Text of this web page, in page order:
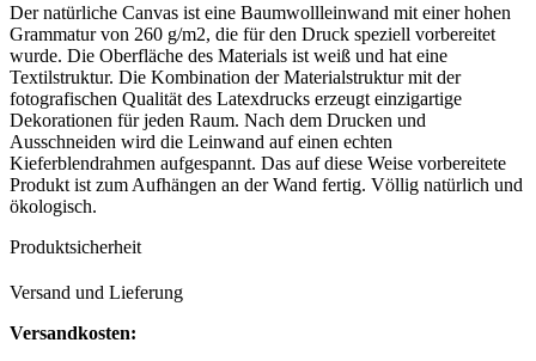
Der natürliche Canvas ist eine Baumwollleinwand mit einer hohen
Grammatur von 260 g/m2, die für den Druck speziell vorbereitet
wurde. Die Oberfläche des Materials ist weiß und hat eine
Textilstruktur. Die Kombination der Materialstruktur mit der
fotografischen Qualität des Latexdrucks erzeugt einzigartige
Dekorationen für jeden Raum. Nach dem Drucken und
Ausschneiden wird die Leinwand auf einen echten
Kieferblendrahmen aufgespannt. Das auf diese Weise vorbereitete
Produkt ist zum Aufhängen an der Wand fertig. Völlig natürlich und
ökologisch.
Produktsicherheit
Versand und Lieferung
Versandkosten: